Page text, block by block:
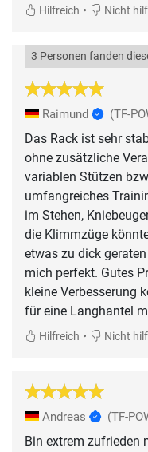
Hilfreich • Nicht
3 Personen fanden
Raimund (TF-
Das Rack ist sehr
ohne zusätzliche
variablen Stützen
umfangreiches
im Stehen,
die Klimmzüge
etwas zu dick
mich perfekt. Gutes
kleine Verbesserung
für eine Langhantel
Hilfreich • Nicht
Andreas (TF-
Bin extrem zufrieden